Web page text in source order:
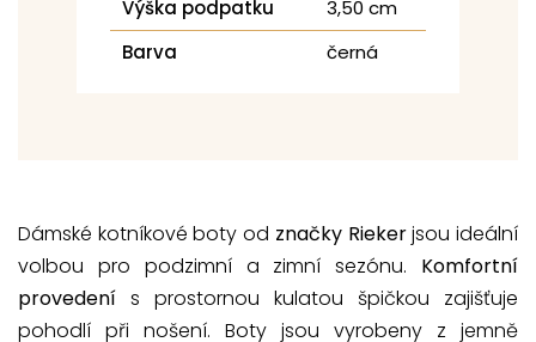
Výška podpatku
3,50 cm
Barva
černá
Dámské kotníkové boty od značky Riekerjsou ideální
volbou pro podzimní a zimní sezónu. Komfortní
provedení s prostornou kulatou špičkou zajišťuje
pohodlí při nošení. Boty jsou vyrobeny z jemně